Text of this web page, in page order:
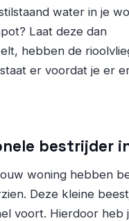
water in je
Laat deze dan
hebben de
er voordat je er
bestrijder
woning hebben
Deze kleine
voort. Hierdoor heb